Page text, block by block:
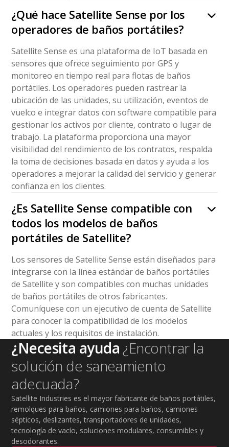
¿Qué hace Satellite Sense por los
operadores de baños portátiles?
Satellite Sense es una plataforma de IoT basada en
sensores que ofrece seguimiento por GPS y
monitoreo en tiempo real para flotas de baños
portátiles. Los operadores pueden rastrear la
ubicación de las unidades, su utilización, eventos de
vuelco e integrar datos con software compatible para
gestionar los activos por cliente, contrato o lugar de
trabajo. La plataforma proporciona una mayor
visibilidad del rendimiento de los contratos, respalda
la toma de decisiones basada en datos y ayuda a los
operadores a mejorar la calidad del servicio y generar
confianza en los clientes.
¿Es Satellite Sense compatible con
todos los modelos de baños
portátiles de Satellite?
Los sensores de Satellite Sense están diseñados para
integrarse con la línea estándar de baños portátiles
de Satellite y son compatibles con muchas unidades
de baños portátiles de otros fabricantes.
Comuníquese con un ejecutivo de cuenta de Satellite
para conocer la compatibilidad de los modelos
actuales y los requisitos de instalación.
¿Necesita ayuda¿Encontrar la
solución de saneamiento
adecuada?
Satellite Industries es el mayor fabricante de baños portátiles,
remolques para baños, camiones para baños, camiones
sépticos, deslizantes, transportadores de unidades,
tecnología de vacío, soluciones modulares, consumibles y
desodorantes.